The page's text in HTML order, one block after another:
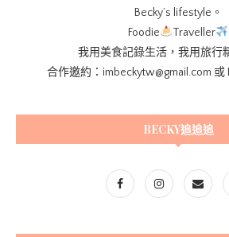
Becky’s lifestyle。
Foodie
Traveller
我用美食記錄生活，我用旅行
合作邀約：imbeckytw@gmail.com 或
BECKY追追追